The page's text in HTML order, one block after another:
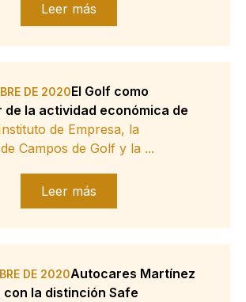
Leer más
DE 2020El Golf como
la actividad económica de
de Empresa, la
Campos de Golf y la ...
Leer más
DE 2020Autocares Martínez
la distinción Safe